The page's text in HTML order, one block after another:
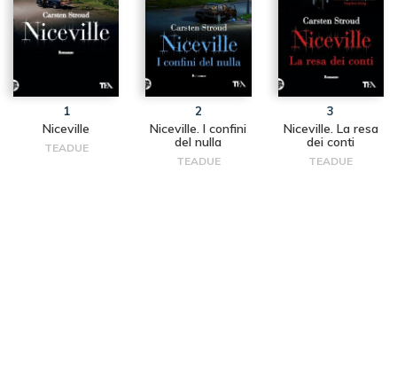
1
Niceville
TEADUE
2
Niceville. I confini
del nulla
TEADUE
3
Niceville. La resa
dei conti
TEADUE